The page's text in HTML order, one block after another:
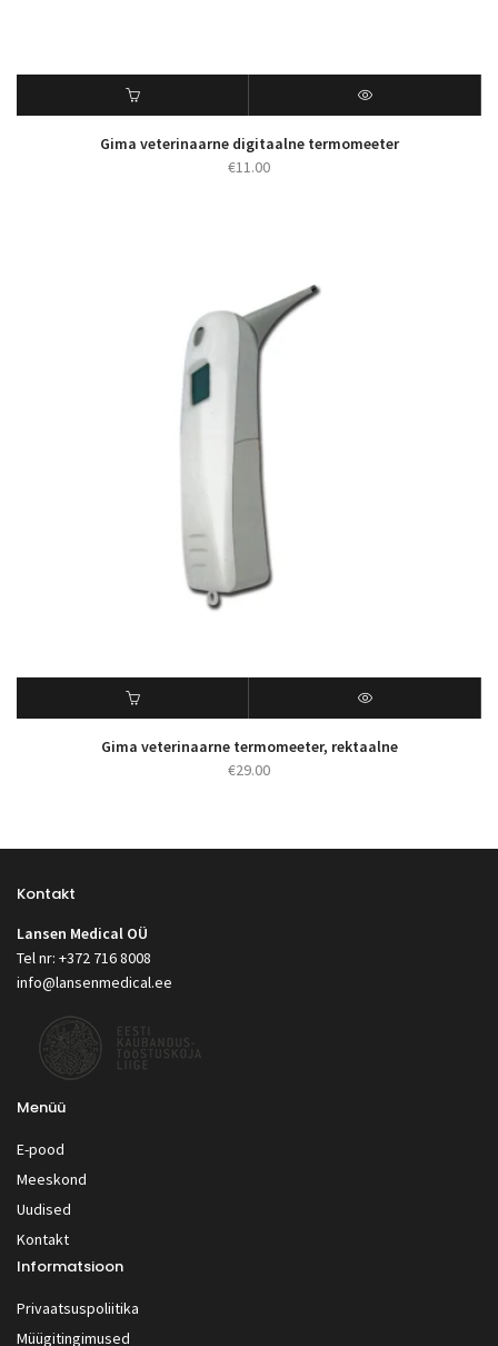
Gima veterinaarne digitaalne termomeeter
€11.00
Gima veterinaarne termomeeter, rektaalne
€29.00
Kontakt
Lansen Medical OÜ
Tel nr: +372 716 8008
info@lansenmedical.ee
Menüü
E-pood
Meeskond
Uudised
Kontakt
Informatsioon
Privaatsuspoliitika
Müügitingimused